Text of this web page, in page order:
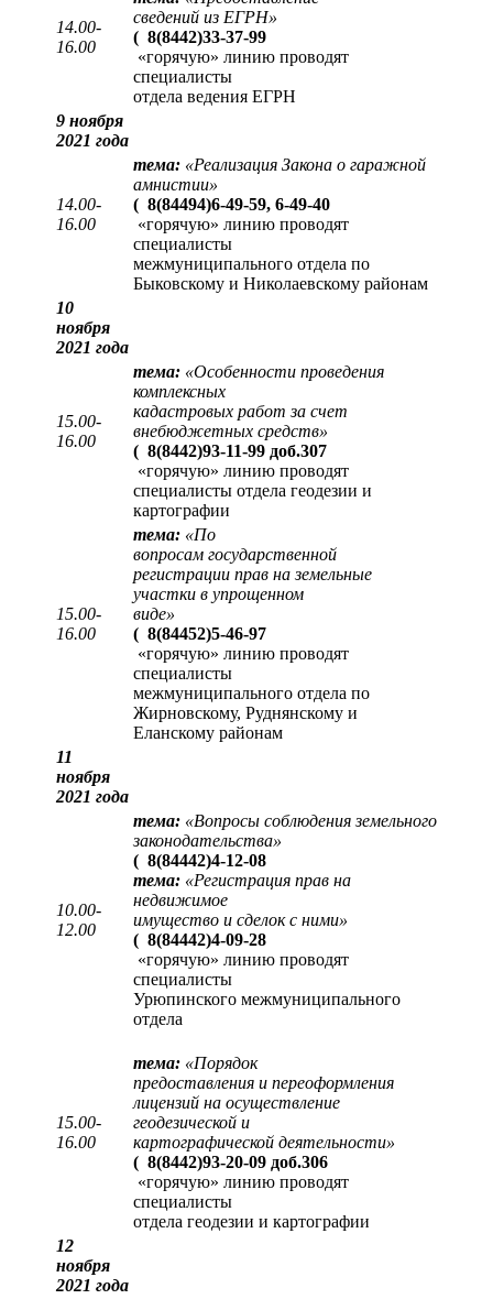
14.00-
16.00
сведений из ЕГРН»
( 8(8442)33-37-99
«горячую» линию проводят
специалисты
отдела ведения ЕГРН
9 ноября
2021 года
14.00-
16.00
тема: «Реализация Закона о гаражной
амнистии»
( 8(84494)6-49-59, 6-49-40
«горячую» линию проводят
специалисты
межмуниципального отдела по
Быковскому и Николаевскому районам
10
ноября
2021 года
15.00-
16.00
тема: «Особенности проведения
комплексных
кадастровых работ за счет
внебюджетных средств»
( 8(8442)93-11-99 доб.307
«горячую» линию проводят
специалисты отдела геодезии и
картографии
15.00-
16.00
тема: «По
вопросам государственной
регистрации прав на земельные
участки в упрощенном
виде»
( 8(84452)5-46-97
«горячую» линию проводят
специалисты
межмуниципального отдела по
Жирновскому, Руднянскому и
Еланскому районам
11
ноября
2021 года
10.00-
12.00
тема: «Вопросы соблюдения земельного
законодательства»
( 8(84442)4-12-08
тема: «Регистрация прав на
недвижимое
имущество и сделок с ними»
( 8(84442)4-09-28
«горячую» линию проводят
специалисты
Урюпинского межмуниципального
отдела
15.00-
16.00
тема: «Порядок
предоставления и переоформления
лицензий на осуществление
геодезической и
картографической деятельности»
( 8(8442)93-20-09 доб.306
«горячую» линию проводят
специалисты
отдела геодезии и картографии
12
ноября
2021 года